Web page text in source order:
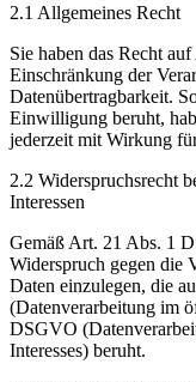
2.1 Allgemeines Recht
Sie haben das Recht
Einschränkung der
Datenübertragbarkeit.
Einwilligung beruht,
jederzeit mit Wirkung
2.2 Widerspruchsrecht
Interessen
Gemäß Art. 21 Abs. 1
Widerspruch gegen die
Daten einzulegen, die
(Datenverarbeitung im
DSGVO
Interesses) beruht.